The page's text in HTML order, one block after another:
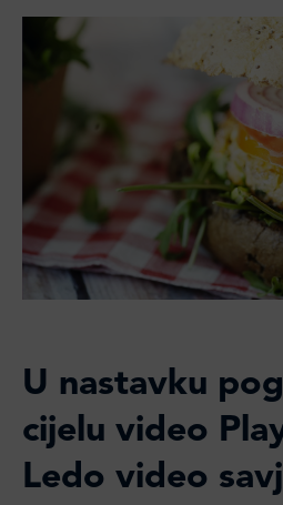
U nastavku
cijelu video
Ledo video